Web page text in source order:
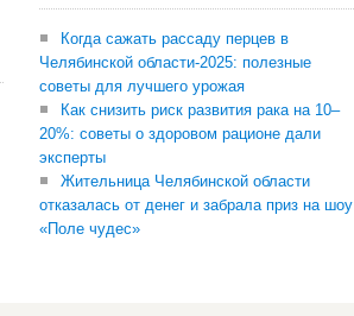
Когда сажать рассаду перцев в
Челябинской области-2025: полезные
советы для лучшего урожая
Как снизить риск развития рака на 10–
20%: советы о здоровом рационе дали
эксперты
Жительница Челябинской области
отказалась от денег и забрала приз на шоу
«Поле чудес»